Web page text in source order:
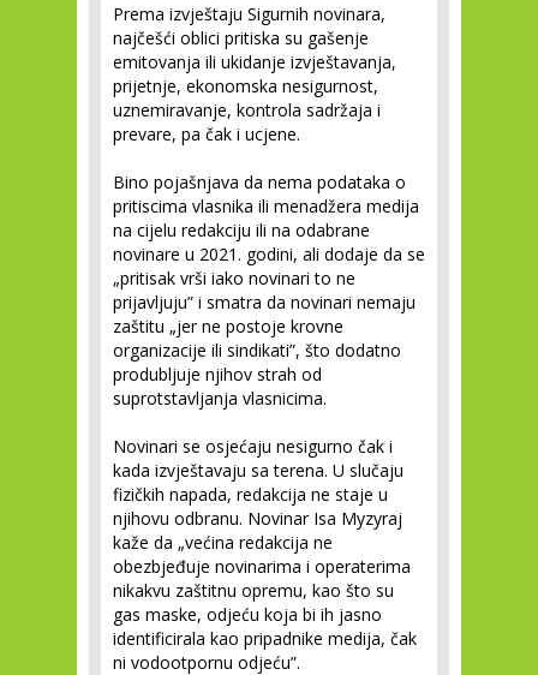
Prema izvještaju Sigurnih novinara,
najčešći oblici pritiska su gašenje
emitovanja ili ukidanje izvještavanja,
prijetnje, ekonomska nesigurnost,
uznemiravanje, kontrola sadržaja i
prevare, pa čak i ucjene.
Bino pojašnjava da nema podataka o
pritiscima vlasnika ili menadžera medija
na cijelu redakciju ili na odabrane
novinare u 2021. godini, ali dodaje da se
„pritisak vrši iako novinari to ne
prijavljuju” i smatra da novinari nemaju
zaštitu „jer ne postoje krovne
organizacije ili sindikati”, što dodatno
produbljuje njihov strah od
suprotstavljanja vlasnicima.
Novinari se osjećaju nesigurno čak i
kada izvještavaju sa terena. U slučaju
fizičkih napada, redakcija ne staje u
njihovu odbranu. Novinar Isa Myzyraj
kaže da „većina redakcija ne
obezbjeđuje novinarima i operaterima
nikakvu zaštitnu opremu, kao što su
gas maske, odjeću koja bi ih jasno
identificirala kao pripadnike medija, čak
ni vodootpornu odjeću”.